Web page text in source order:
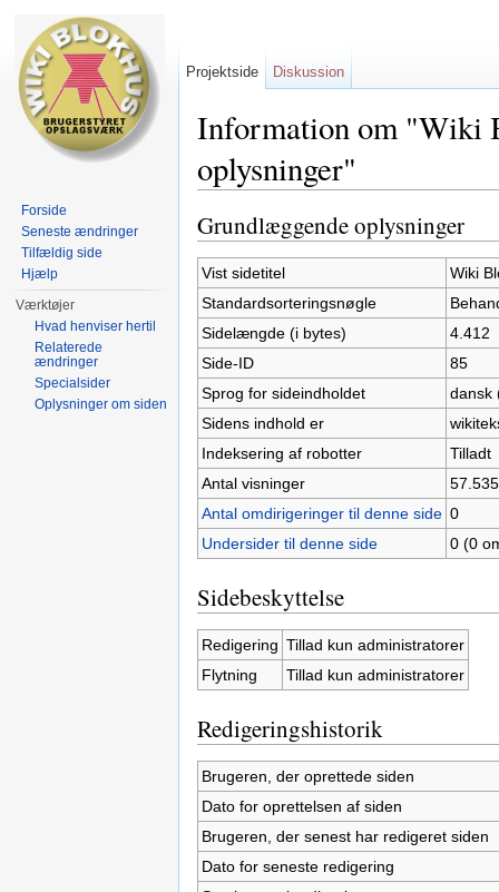
Information om "Wiki
oplysninger"
Grundlæggende oplysninger
Vist sidetitel
Wiki
Standardsorteringsnøgle
Sidelængde (i bytes)
4.412
Side-ID
85
Sprog for sideindholdet
dansk
Sidens indhold er
Indeksering af robotter
Tilladt
Antal visninger
57.535
Antal omdirigeringer til denne side 0
Undersider til denne side
0 (0
Sidebeskyttelse
Redigering Tillad kun administratorer
Flytning
Tillad kun administratorer
Redigeringshistorik
Brugeren, der oprettede siden
Dato for oprettelsen af siden
Brugeren, der senest har redigeret siden
Dato for seneste redigering
Projektside Diskussion
Forside
Seneste ændringer
Tilfældig side
Hjælp
Værktøjer
Hvad henviser hertil
Relaterede
ændringer
Specialsider
Oplysninger om siden